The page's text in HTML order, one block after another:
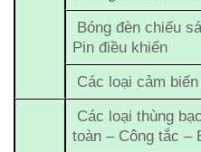
Bóng đèn chiếu
Pin điều khiển
Các loại cảm
Các loại thùng
toàn – Công tắc –